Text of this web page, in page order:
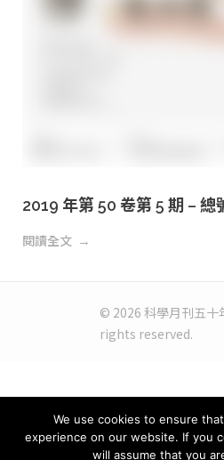
閱讀全文
rights reserved.
We use cookies to ensure
experience on our website. If you
will assume that you